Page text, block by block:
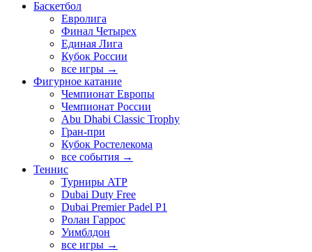
Баскетбол
Евролига
Финал Четырех
Единая Лига
Кубок России
все игры →
Фигурное катание
Чемпионат Европы
Чемпионат России
Abu Dhabi Classic Trophy
Гран-при
Кубок Ростелекома
все события →
Теннис
Турниры ATP
Dubai Duty Free
Dubai Premier Padel P1
Ролан Гаррос
Уимблдон
все игры →